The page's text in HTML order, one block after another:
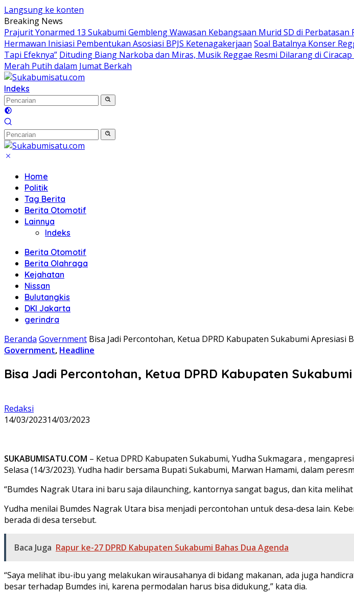
Langsung ke konten
Breaking News
Prajurit Yonarmed 13 Sukabumi Gembleng Wawasan Kebangsaan Murid SD di Perbatasan
Hermawan Inisiasi Pembentukan Asosiasi BPJS Ketenagakerjaan Soal Batalnya Konser
Tapi Efeknya” Dituding Biang Narkoba dan Miras, Musik Reggae Resmi Dilarang di Ciracap
Merah Putih dalam Jumat Berkah
Indeks
Home
Politik
Tag Berita
Berita Otomotif
Lainnya
Indeks
Berita Otomotif
Berita Olahraga
Kejahatan
Nissan
Bulutangkis
DKI Jakarta
gerindra
Beranda Government Bisa Jadi Percontohan, Ketua DPRD Kabupaten Sukabumi Apresiasi
Government, Headline
Bisa Jadi Percontohan, Ketua DPRD Kabupaten
Redaksi
14/03/202314/03/2023
SUKABUMISATU.COM – Ketua DPRD Kabupaten Sukabumi, Yudha Sukmagara ,
Selasa (14/3/2023). Yudha hadir bersama Bupati Sukabumi, Marwan Hamami, dalam
“Bumdes Nagrak Utara ini baru saja dilaunching, kantornya sangat bagus, dan kita
Yudha menilai Bumdes Nagrak Utara bisa menjadi percontohan untuk desa-desa lain.
berada di desa tersebut.
Baca Juga Rapur ke-27 DPRD Kabupaten Sukabumi Bahas Dua Agenda
“Saya melihat ibu-ibu yang melakukan wirausahanya di bidang makanan, ada juga
besar terhadap Bumdes ini, karena permodalan harus bisa didukung,” kata dia.